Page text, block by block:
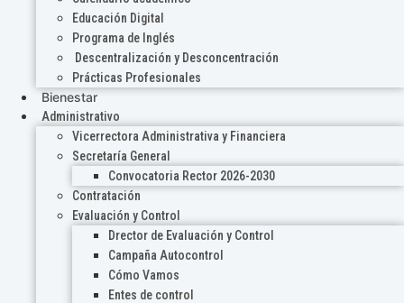
Educación Digital
Programa de Inglés
Descentralización y Desconcentración
Prácticas Profesionales
Bienestar
Administrativo
Vicerrectora Administrativa y Financiera
Secretaría General
Convocatoria Rector 2026-2030
Contratación
Evaluación y Control
Drector de Evaluación y Control
Campaña Autocontrol
Cómo Vamos
Entes de control